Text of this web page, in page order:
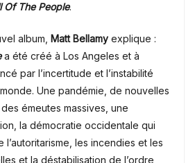
Of The People.
album, Matt Bellamy explique :
a été créé à Los Angeles et à
par l’incertitude et l’instabilité
Une pandémie, de nouvelles
émeutes massives, une
la démocratie occidentale qui
l’autoritarisme, les incendies et les
et la déstabilisation de l’ordre